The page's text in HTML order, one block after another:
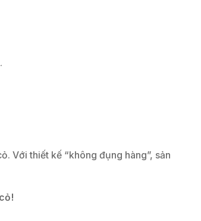
Với thiết kế “không đụng hàng”, sản